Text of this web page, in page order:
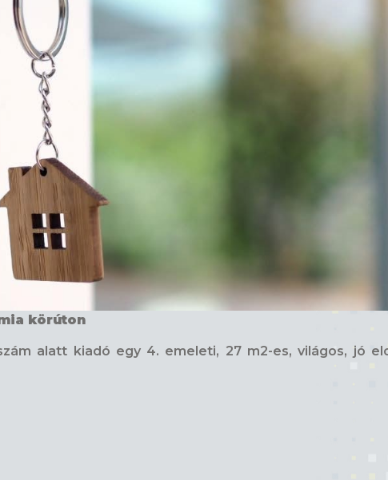
körúton
alatt kiadó egy 4. emeleti, 27 m2-es, világos, jó